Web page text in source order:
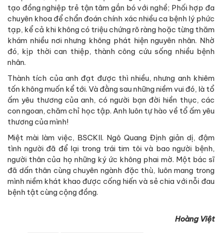
tạo đồng nghiệp trẻ tận tâm gắn bó với nghề; Phối hợp đa
chuyên khoa để chẩn đoán chính xác nhiều ca bệnh lý phức
tạp, kể cả khi không có triệu chứng rõ ràng hoặc từng thăm
khám nhiều nơi nhưng không phát hiện nguyên nhân. Nhờ
đó, kịp thời can thiệp, thành công cứu sống nhiều bệnh
nhân.
Thành tích của anh đạt được thì nhiều, nhưng anh khiêm
tốn không muốn kể tới. Và đằng sau những niềm vui đó, là tổ
ấm yêu thương của anh, có người bạn đời hiền thục, các
con ngoan, chăm chỉ học tập. Anh luôn tự hào về tổ ấm yêu
thương của mình!
Miệt mài làm việc, BSCKII. Ngô Quang Định giản dị, đậm
tình người đã để lại trong trái tim tôi và bao người bệnh,
người thân của họ những ký ức không phai mờ. Một bác sĩ
đã dấn thân cùng chuyên ngành đặc thù, luôn mang trong
mình niềm khát khao được cống hiến và sẻ chia với nỗi đau
bệnh tật cùng cộng đồng.
Hoàng Việt